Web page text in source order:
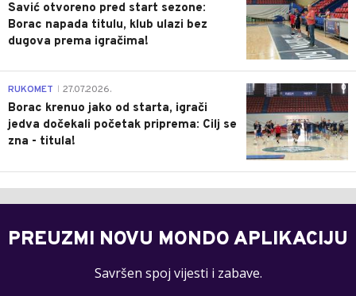
Savić otvoreno pred start sezone:
Borac napada titulu, klub ulazi bez
dugova prema igračima!
0
RUKOMET 27.07.2026.
Borac krenuo jako od starta, igrači
jedva dočekali početak priprema: Cilj se
zna - titula!
PREUZMI NOVU MONDO APLIKACIJU
Savršen spoj vijesti i zabave.